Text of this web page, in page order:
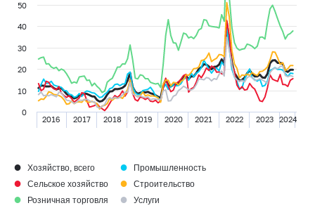
2016 2017 2018 2019 2020 2021 2022 2023 2024
0
10
20
30
40
50
● Хозяйство, всего ● Промышленность
● Сельское хозяйство ● Строительство
● Розничная торговля ● Услуги